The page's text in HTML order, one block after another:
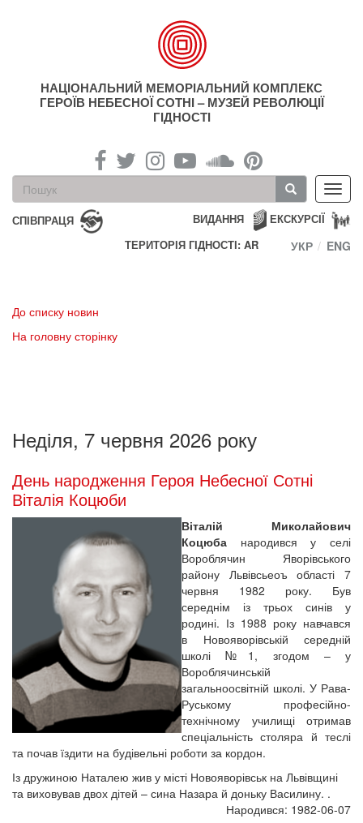
НАЦІОНАЛЬНИЙ МЕМОРІАЛЬНИЙ КОМПЛЕКС
ГЕРОЇВ НЕБЕСНОЇ СОТНІ – МУЗЕЙ РЕВОЛЮЦІЇ
ГІДНОСТІ
Пошукова
форма
Пошук
СПІВПРАЦЯ ЕКСКУРСІЇ
ВИДАННЯ
ТЕРИТОРІЯ ГІДНОСТІ: AR
УКР ENG
До списку новин
На головну сторінку
Неділя, 7 червня 2026 року
День народження Героя Небесної Сотні
Віталія Коцюби
Віталій Миколайович
Коцюба народився у селі
Вороблячин Яворівського
району Львівсьеоъ області 7
червня 1982 року. Був
середнім із трьох синів у
родині. Із 1988 року навчався
в Новояворівській середній
школі №1, згодом – у
Вороблячинській
загальноосвітній школі. У Рава-
Руському професійно-
технічному училищі отримав
спеціальність столяра й теслі
та почав їздити на будівельні роботи за кордон.
Із дружиною Наталею жив у місті Новояворівськ на Львівщині
та виховував двох дітей – сина Назара й доньку Василину. .
Народився: 1982-06-07